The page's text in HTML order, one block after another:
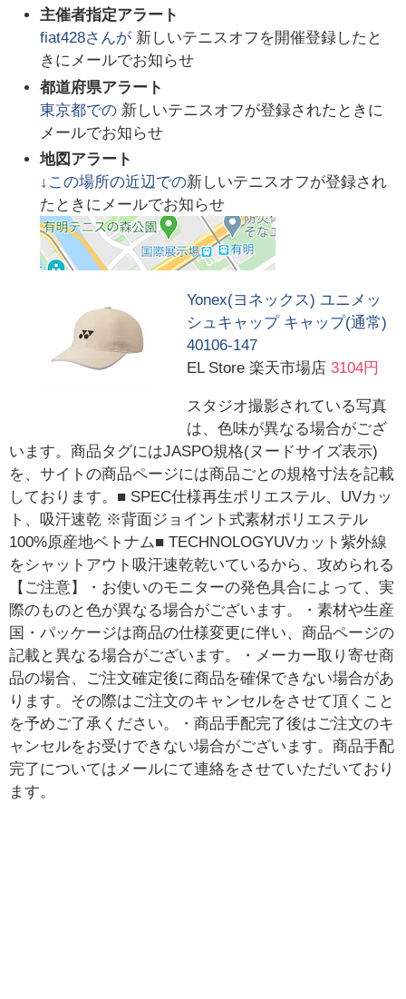
主催者指定アラート
fiat428さんが 新しいテニスオフを開催登録したと
きにメールでお知らせ
都道府県アラート
東京都での 新しいテニスオフが登録されたときに
メールでお知らせ
地図アラート
↓この場所の近辺での新しいテニスオフが登録され
たときにメールでお知らせ
Yonex(ヨネックス) ユニメッ
シュキャップ キャップ(通常)
40106-147
EL Store 楽天市場店 3104円
スタジオ撮影されている写真
は、色味が異なる場合がござ
います。商品タグにはJASPO規格(ヌードサイズ表示)
を、サイトの商品ページには商品ごとの規格寸法を記載
しております。■ SPEC仕様再生ポリエステル、UVカッ
ト、吸汗速乾 ※背面ジョイント式素材ポリエステル
100%原産地ベトナム■ TECHNOLOGYUVカット紫外線
をシャットアウト吸汗速乾乾いているから、攻められる
【ご注意】・お使いのモニターの発色具合によって、実
際のものと色が異なる場合がございます。・素材や生産
国・パッケージは商品の仕様変更に伴い、商品ページの
記載と異なる場合がございます。・メーカー取り寄せ商
品の場合、ご注文確定後に商品を確保できない場合があ
ります。その際はご注文のキャンセルをさせて頂くこと
を予めご了承ください。・商品手配完了後はご注文のキ
ャンセルをお受けできない場合がございます。商品手配
完了についてはメールにて連絡をさせていただいており
ます。